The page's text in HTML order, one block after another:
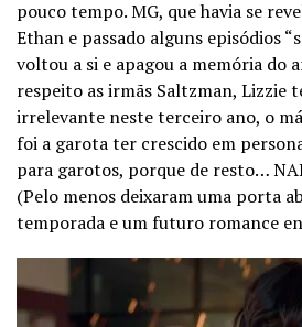
pouco tempo. MG, que havia se
Ethan e passado alguns episódios
voltou a si e apagou a memória do
respeito as irmãs Saltzman, Lizzie
irrelevante neste terceiro ano, o
foi a garota ter crescido em
para garotos, porque de resto…
(Pelo menos deixaram uma porta
temporada e um futuro romance